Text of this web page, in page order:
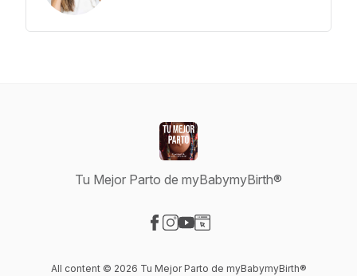
Tu Mejor Parto de myBabymyBirth®
All content © 2026 Tu Mejor Parto de myBabymyBirth®